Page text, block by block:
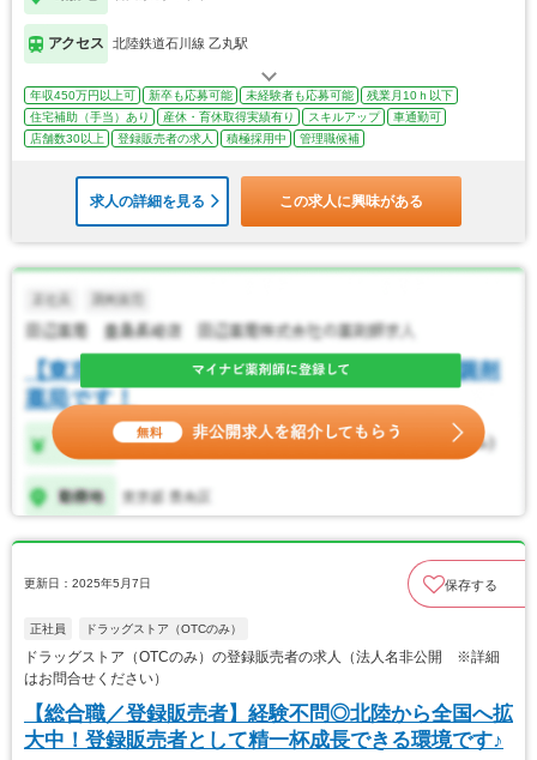
アクセス 北陸鉄道石川線 乙丸駅
年収450万円以上可 新卒も応募可能 未経験者も応募可能
残業月10ｈ以下
住宅補助（手当）あり
産休・育休取得実績有り スキルアップ
車通勤可
店舗数30以上
登録販売者の求人 積極採用中 管理職候補
求人の詳細を見る この求人に興味がある
更新日：2025年5月7日 保存する
正社員 ドラッグストア（OTCのみ）
ドラッグストア（OTCのみ）の登録販売者の求人（法人名非公開 ※詳細
はお問合せください）
【総合職／登録販売者】経験不問◎北陸から全国へ拡
大中！登録販売者として精一杯成長できる環境です♪